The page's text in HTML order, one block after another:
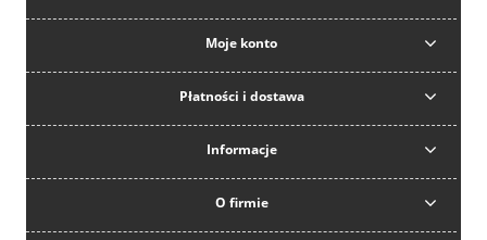
Moje konto
Płatności i dostawa
Informacje
O firmie